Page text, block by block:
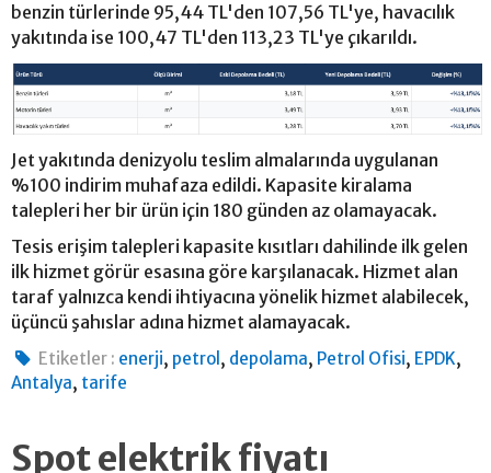
benzin türlerinde 95,44 TL'den 107,56 TL'ye, havacılık
yakıtında ise 100,47 TL'den 113,23 TL'ye çıkarıldı.
Jet yakıtında denizyolu teslim almalarında uygulanan
%100 indirim muhafaza edildi. Kapasite kiralama
talepleri her bir ürün için 180 günden az olamayacak.
Tesis erişim talepleri kapasite kısıtları dahilinde ilk gelen
ilk hizmet görür esasına göre karşılanacak. Hizmet alan
taraf yalnızca kendi ihtiyacına yönelik hizmet alabilecek,
üçüncü şahıslar adına hizmet alamayacak.
Etiketler : enerji, petrol , depolama, Petrol Ofisi, EPDK,
Antalya, tarife
Spot elektrik fiyatı